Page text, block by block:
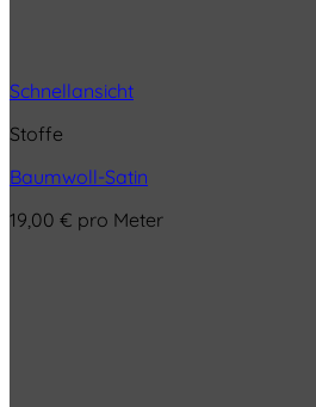
Schnellansicht
Stoffe
Baumwoll-Satin
19,00 € pro Meter